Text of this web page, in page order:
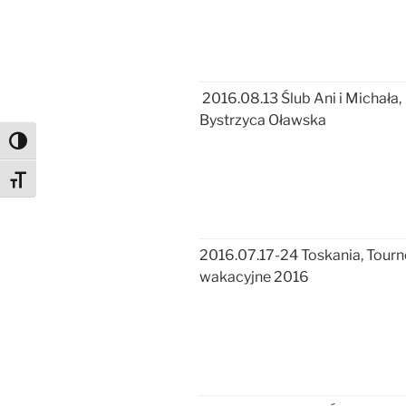
Toggle High Contrast
Toggle Font size
2016.08.13 Ślub Ani i Michała,
Bystrzyca Oławska
2016.07.17-24 Toskania,
wakacyjne 2016